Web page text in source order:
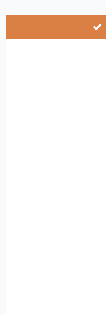
springen